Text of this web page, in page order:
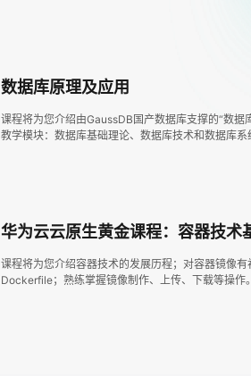
数据库原理及应用
课程将为您介绍由GaussDB国产数据库支撑的“数据
教学模块：数据库基础理论、数据库技术和数据库系
华为云云原生黄金课程：容器技术
课程将为您介绍容器技术的发展历程；对容器镜像
Dockerfile；熟练掌握镜像制作、上传、下载等操作。